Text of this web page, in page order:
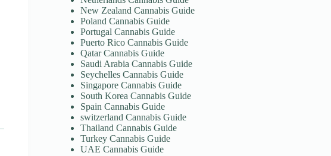
New Zealand Cannabis Guide
Poland Cannabis Guide
Portugal Cannabis Guide
Puerto Rico Cannabis Guide
Qatar Cannabis Guide
Saudi Arabia Cannabis Guide
Seychelles Cannabis Guide
Singapore Cannabis Guide
South Korea Cannabis Guide
Spain Cannabis Guide
switzerland Cannabis Guide
Thailand Cannabis Guide
Turkey Cannabis Guide
UAE Cannabis Guide